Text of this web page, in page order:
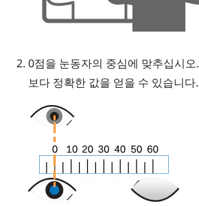
0점을 눈동자의 중심에 맞추십시오.
보다 정확한 값을 얻을 수 있습니다.